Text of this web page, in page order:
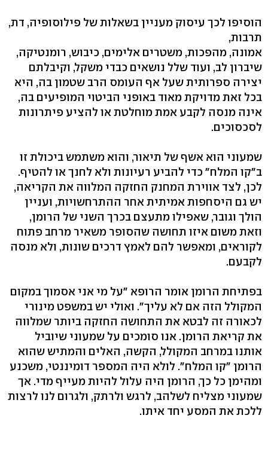
הוסיפו לכך עיסוק מעניין בשאלות של פילוסופיה, דת,
תרבות,
אמונה, מהפכות, משטרים אלימים, כיבוש, רומנטיקה,
שיברון לב, ועוד שלל נושאים כבדי משקל, וקיבלתם
יצירה ספרותית שעל אף העומס הרב שטמון בה, היא
בכל זאת מדויקת מאוד באופני הביטוי המופיעים בה,
אינה מנסה לקבע אמת מוחלטת או להציע פיתרונות
לסכסוכים.
שמעוני הוא אשף של תיאור, והוא משתמש ביכולת זו
ב"קו המלח" כדי להביע רעיונות ולא לחנך או להטיף.
לכן, לצד אווירת המחנק החזקה המלווה את הקריאה,
יש גם היסחפות אמיתית אחר ההתרחשויות, ועניין
הולך וגובר, שאפילו מתעצם בכרך השני של הרומן,
וזאת משום איזו תחושה שהסופר משאיר מרחב פתוח
לקוראים, ומאפשר להם לאמץ דרכים שונות, ולא מנסה
לקבעם.
בפתיחת הרומן אומר הרופא "על מי אני אסמוך במקום
המקולל הזה אם לא עליך". ואולי יש במשפט מינורי
לכאורה זה לבטא את התחושה החזקה ביותר שמלווה
את קריאת הרומן. אנו סומכים על שמעוני שיוביל
אותנו במרחב המקולל, הקשה, האלים והמתיש שהוא
הרומן "קו המלח". לולא היה המספר דומיננטי, משכנע
ומהימן כל כך, הרומן היה עלול להיות מעייף מדי. אך
שמעוני מצליח לשלהב, לרגש ולרתק, ולגרום לנו לרצות
ללכת את המסע יחד איתו.